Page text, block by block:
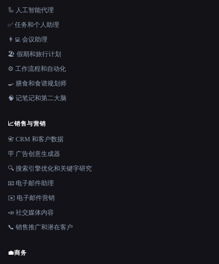
🦾 人工智能代理
✅ 任务和个人助理
👨‍💻 会议助理
🏖 假期和旅行计划
⚙️ 工作流程和自动化
🍳 膳食和食谱规划师
🧠 记笔记和第二大脑
📈销售与营销
📇 CRM 和客户数据
🪧 广告创意生成器
🔍 搜索引擎优化和关键字研究
📧 电子邮件助理
✉️ 电子邮件营销
📣 社交媒体内容
📞 销售推广和潜在客户
💼商务